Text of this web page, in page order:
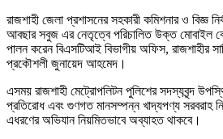
রাজশাহী জেলা প্রশাসনের সহকারী কমিশনার ও বিজ্ঞ
আবছার সবুজ এর নেতৃত্বে পরিচালিত উক্ত মোবাইল
পালন করেন বিএসটিআই বিভাগীয় অফিস, রাজশাহীর
প্রকৌশলী জুনায়েদ আহমেদ।
এসময় রাজশাহী মেট্রোপলিটন পুলিশের সদস্যবৃন্দ
প্রতিরোধ এবং গুণগত মানসম্পন্ন খাদ্যপণ্য সরবরাহ
এধরণের অভিযান নিয়মিতভাবে অব্যাহত থাকবে।